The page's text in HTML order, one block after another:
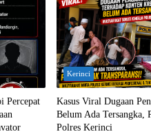
Percepat
Kerinci
Kasus Viral Dugaan
Belum Ada Tersangka,
Polres Kerinci